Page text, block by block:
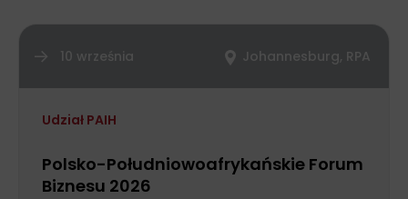
10 września Johannesburg, RPA
Udział PAIH
Polsko-Południowoafrykańskie Forum
Biznesu 2026